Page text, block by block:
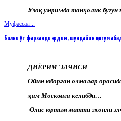
Узоқ умримда танҳолик бугун
Муфассал...
Билки ўт фарзанди эрдим, шундайин қолгум
ДИЁРИМ ЭЛЧИСИ
Ойим юборган олмалар
ҳам Москвага келибди…
Олис юртим митти жонли